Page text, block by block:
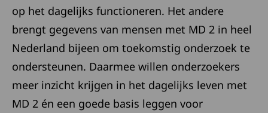
op het dagelijks functioneren. Het andere
brengt gegevens van mensen met MD 2 in heel
Nederland bijeen om toekomstig onderzoek te
ondersteunen. Daarmee willen onderzoekers
meer inzicht krijgen in het dagelijks leven met
MD 2 én een goede basis leggen voor